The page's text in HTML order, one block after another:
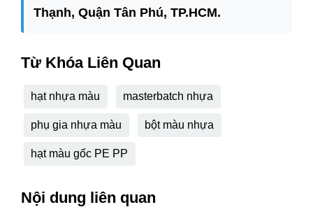
Thạnh, Quận Tân Phú, TP.HCM.
Từ Khóa Liên Quan
hạt nhựa màu masterbatch nhựa
phụ gia nhựa màu bột màu nhựa
hạt màu gốc PE PP
Nội dung liên quan